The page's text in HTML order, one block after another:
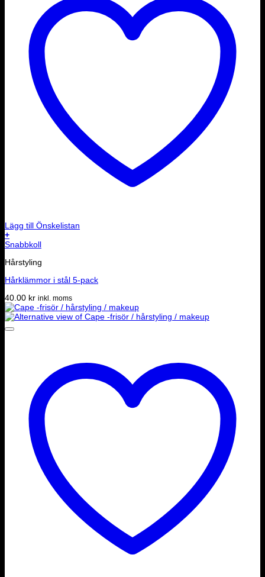
Lägg till Önskelistan
+
Snabbkoll
Hårstyling
Hårklämmor i stål 5-pack
40.00 kr inkl. moms